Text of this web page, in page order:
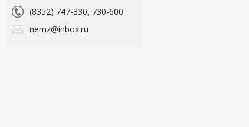
(8352) 747-330, 730-600
nemz@inbox.ru